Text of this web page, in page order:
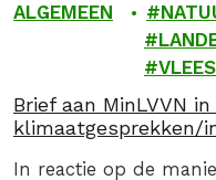
ALGEMEEN
VLEES
Brief aan MinLVVN
klimaatgesprekken/
In reactie op de